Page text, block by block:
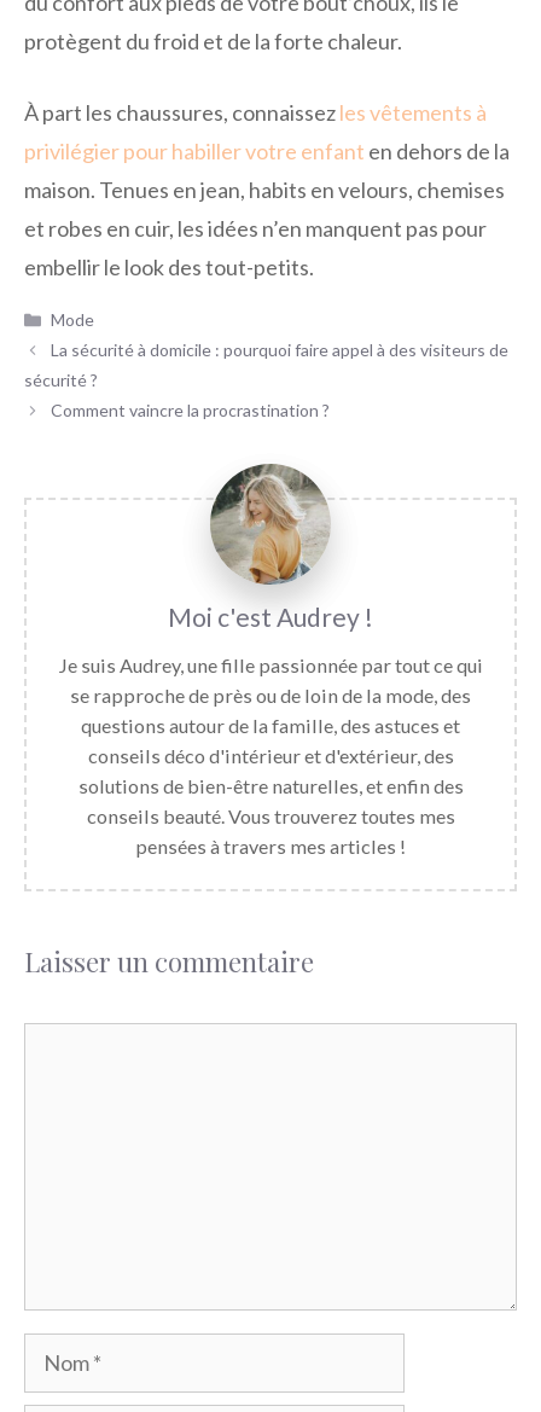
protègent du froid et de la forte chaleur.
À part les chaussures, connaissezles vêtements à
privilégier pour habiller votre enfant en dehors de la
maison. Tenues en jean, habits en velours, chemises
et robes en cuir, les idées n’en manquent pas pour
embellir le look des tout-petits.
Catégories
Mode
La sécurité à domicile : pourquoi faire appel à des visiteurs de
sécurité ?
Comment vaincre la procrastination ?
Audrey
Je suis Audrey, une fille passionnée par tout ce qui
se rapproche de près ou de loin de la mode, des
questions autour de la famille, des astuces et
conseils déco d'intérieur et d'extérieur, des
solutions de bien-être naturelles, et enfin des
conseils beauté. Vous trouverez toutes mes
pensées à travers mes articles !
Laisser un commentaire
Nom